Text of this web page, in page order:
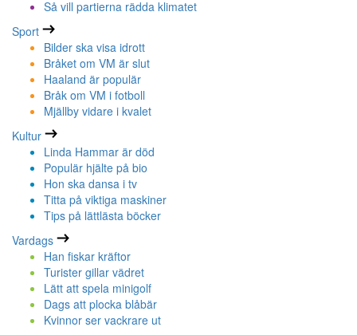
Så vill partierna rädda klimatet
Sport
Bilder ska visa idrott
Bråket om VM är slut
Haaland är populär
Bråk om VM i fotboll
Mjällby vidare i kvalet
Kultur
Linda Hammar är död
Populär hjälte på bio
Hon ska dansa i tv
Titta på viktiga maskiner
Tips på lättlästa böcker
Vardags
Han fiskar kräftor
Turister gillar vädret
Lätt att spela minigolf
Dags att plocka blåbär
Kvinnor ser vackrare ut